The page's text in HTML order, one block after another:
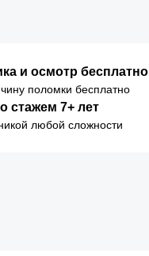
и осмотр бесплатно
поломки бесплатно
стажем 7+ лет
любой сложности